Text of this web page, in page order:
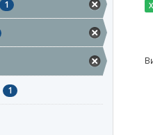
1
1